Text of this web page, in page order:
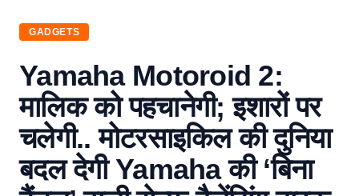
Navjagran
GADGETS
Yamaha Motoroid 2:
मालिक को पहचानेगी; इशारों पर
चलेगी.. मोटरसाइकिल की दुनिया
बदल देगी Yamaha की ‘बिना